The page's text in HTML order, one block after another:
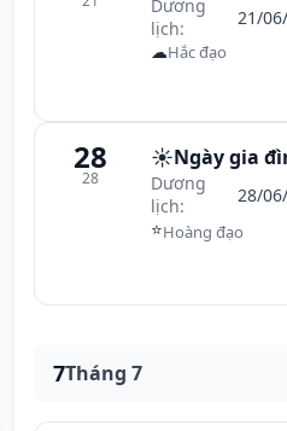
Dương
lịch:
21/
☁Hắc đạo
28
28
☀️Ngày gia
Dương
lịch:
28/
⭐Hoàng đạo
7Tháng 7